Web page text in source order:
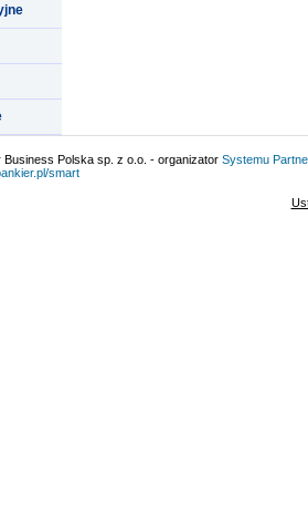
Polska sp. z o.o. - organizator Systemu
smart